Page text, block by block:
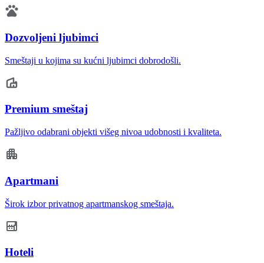
Dozvoljeni ljubimci
Smeštaji u kojima su kućni ljubimci dobrodošli.
Premium smeštaj
Pažljivo odabrani objekti višeg nivoa udobnosti i kvaliteta.
Apartmani
Širok izbor privatnog apartmanskog smeštaja.
Hoteli